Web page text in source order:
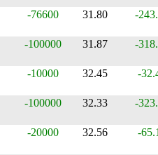
-76600 31.80 -
-100000 31.87 -
-10000 32.45 -
-100000 32.33 -
-20000 32.56 -